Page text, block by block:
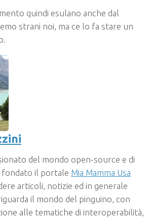
quindi esulano anche dal
strani noi, ma ce lo fa stare un
del mondo open-source e di
fondato il portale Mia Mamma Usa
articoli, notizie ed in generale
il mondo del pinguino, con
alle tematiche di interoperabilità,